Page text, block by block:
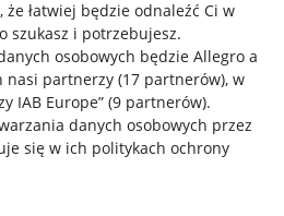
łatwiej będzie odnaleźć Ci w
szukasz i potrzebujesz.
osobowych będzie Allegro a
nasi partnerzy (17 partnerów), w
IAB Europe” (9 partnerów).
danych osobowych przez
się w ich politykach ochrony